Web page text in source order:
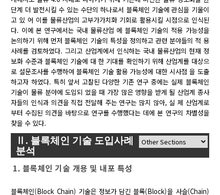
단계 더 발전시킬 수 있는 수단의 하나로서 블록체인 기술에 관심을 기울이
고 있 어 이를 물류산업의 고부가가치화 기회로 활용시킬 시점으로 인식된
다. 이에 본 연구에서는 국내 물류산업 에 블록체인 기술의 적용 가능성을
논의하기 위해 먼저 블록체인 기술의 특성을 정의하고 관련 분야들의 적 용
사례를 검토하였다. 그리고 산업계에서 인식하는 국내 물류산업의 현재 정
보화 수준과 블록체인 기술에 대 한 기대를 확인하기 위해 산업계를 대상으
로 설문조사를 수행하여 블록체인 기술 활용 가능성에 대한 시사점 을 도출
하고자 하였다. 특히 앞서 고찰된 다양한 기존 연구 중에는 실제 블록체인
기술이 물류 분야에 도입되 었을 때 가장 많은 영향을 받게 될 산업계 종사
자들의 인식과 의견을 직접 전달해 주는 연구는 많지 않아, 실 제 산업계로
부터 수집된 의견을 바탕으로 연구를 수행했다는 데에 본 연구의 차별성을
찾을 수 있다.
Ⅱ. 블록체인 기술 도입사례
분석
1. 블록체인 기술 개용 및 내포 특성
블록체인(Block Chain) 기술은 정보가 담긴 블록(Block)을 사슬(Chain)